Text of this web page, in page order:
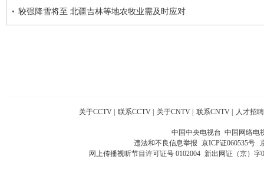
较强降雪将至 北疆吉林等地农牧业需及时应对
关于CCTV 联系CCTV 关于CNTV 联系CNTV 人才招聘
中国中央电视台 中国网络电
违法和不良信息举报 京ICP证060535号
网上传播视听节目许可证号 0102004 新出网证（京）